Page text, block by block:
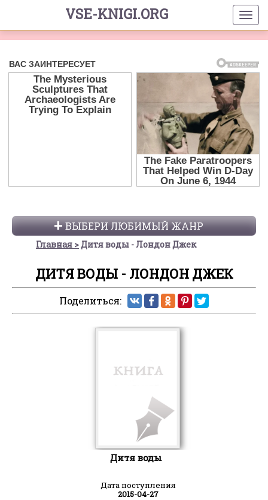
VSE-KNIGI.ORG
ВЫБЕРИ ЛЮБИМЫЙ ЖАНР
Главная Дитя воды - Лондон Джек
ДИТЯ ВОДЫ - ЛОНДОН ДЖЕК
Поделиться:
Дитя воды
Дата поступления
2015-04-27